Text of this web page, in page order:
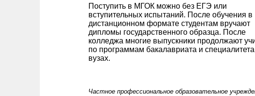
Поступить в МГОК можно без ЕГЭ или
вступительных испытаний. После обучения в
дистанционном формате студентам вручают
дипломы государственного образца. После
колледжа многие выпускники продолжают
по программам бакалавриата и
вузах.
Частное профессиональное образовательное